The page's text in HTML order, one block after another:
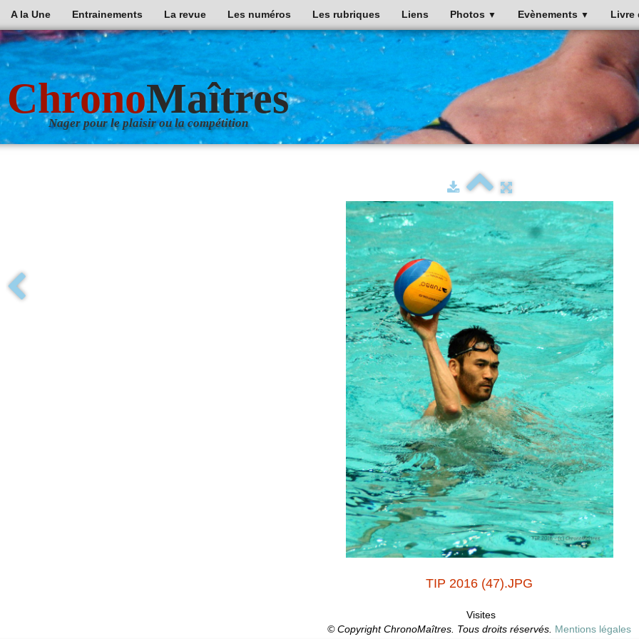
A la Une Entrainements La revue Les numéros Les rubriques Liens Photos ▼ Evènements ▼ Livre
ChronoMaîtres
Nager pour le plaisir ou la compétition
TIP 2016 (47).JPG
Visites
© Copyright ChronoMaîtres. Tous droits réservés. Mentions légales